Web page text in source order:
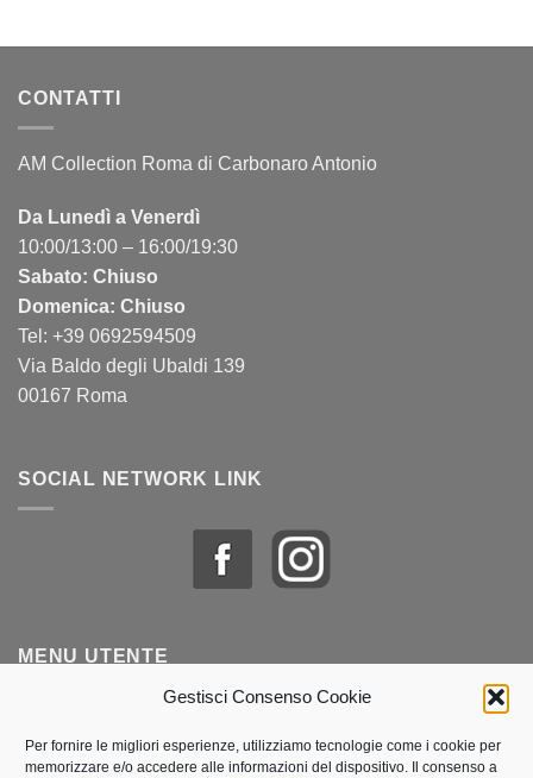
Gestisci Consenso Cookie
Per fornire le migliori esperienze, utilizziamo tecnologie come i cookie per
memorizzare e/o accedere alle informazioni del dispositivo. Il consenso a
CONTATTI
AM Collection Roma di Carbonaro Antonio
Da Lunedì a Venerdì
10:00/13:00 – 16:00/19:30
Sabato: Chiuso
Domenica: Chiuso
Tel: +39 0692594509
Via Baldo degli Ubaldi 139
00167 Roma
SOCIAL NETWORK LINK
MENU UTENTE
Lista dei desideri